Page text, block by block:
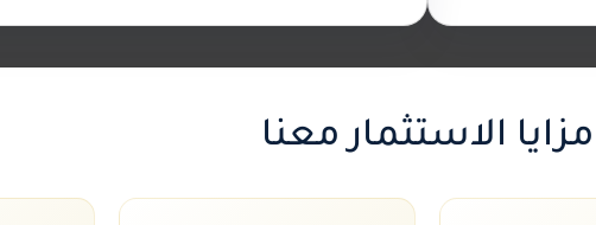
مزايا الاستثمار معنا